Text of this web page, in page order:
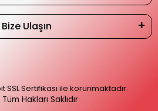
Bize Ulaşın
SSL Sertifikası ile korunmaktadır.
Tüm Hakları Saklıdır